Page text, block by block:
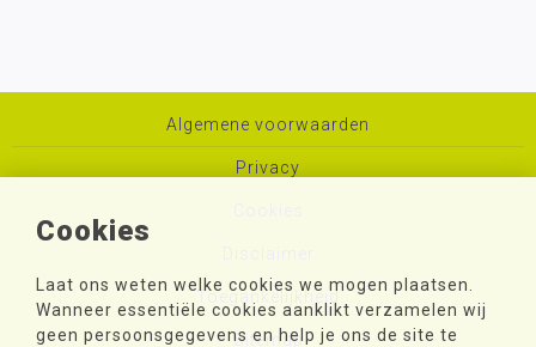
Cookies
Laat ons weten welke cookies we mogen plaatsen.
Wanneer essentiële cookies aanklikt verzamelen wij
geen persoonsgegevens en help je ons de site te
Algemene voorwaarden
Privacy
Toegankelijkheid
Sitemap